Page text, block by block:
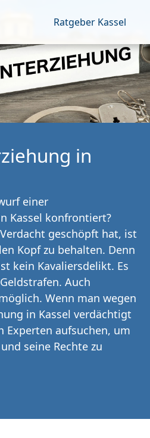
Ratgeber Kassel
in
einer
Kassel konfrontiert?
geschöpft hat, ist
Kopf zu behalten. Denn
kein Kavaliersdelikt. Es
Auch
Wenn man wegen
in Kassel verdächtigt
Experten aufsuchen, um
seine Rechte zu